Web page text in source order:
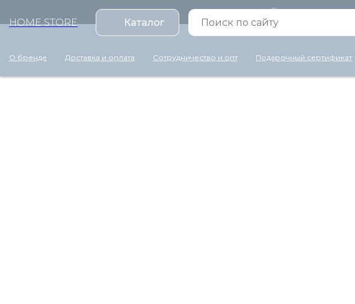
Бесплатная
HOME STORE
Каталог
О бренде Доставка и оплата Сотрудничество и опт Подарочный сертификат